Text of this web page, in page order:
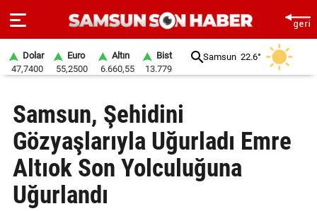
SAYFA
SAMSUN
HABER
SAMSUNSPOR
Dolar
47,7400
Euro
55,2500
Altın
6.660,55
Bist
13.779
Samsun 22.6°
Samsun, Şehidini
Gözyaşlarıyla Uğurladı Emre
Altıok Son Yolculuğuna
Uğurlandı